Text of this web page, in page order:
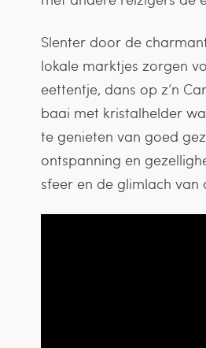
Slenter door de
lokale marktjes zorgen
eettentje, dans op z’n
baai met kristalhelder
te genieten van goed
ontspanning en
sfeer en de glimlach van